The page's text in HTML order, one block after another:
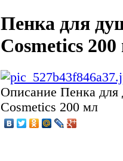
Пенка для
Cosmetics
Описание Пенка для
Cosmetics 200 мл